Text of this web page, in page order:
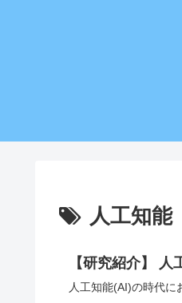
人工知能
【研究紹介】
人工知能(AI)の時代に